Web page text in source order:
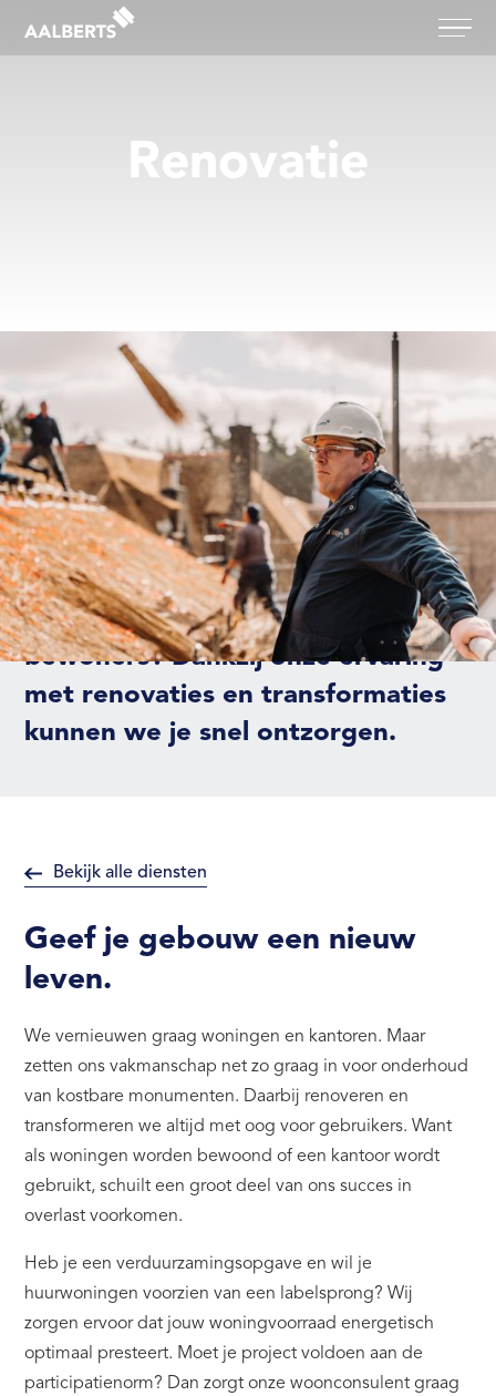
Aalberts Bouw, terug naar de homepagina
Renovatie
Wil je een monumentaal pand een
nieuwe bestemming geven? Heb je
binnen twee maanden een
ingerichte werkruimte voor je
nieuwe afdeling nodig? Of wil je
woningen verduurzamen met zo
min mogelijk overlast voor de
bewoners? Dankzij onze ervaring
met renovaties en transformaties
kunnen we je snel ontzorgen.
Bekijk alle diensten
Geef je gebouw een nieuw
leven.
We vernieuwen graag woningen en kantoren. Maar
zetten ons vakmanschap net zo graag in voor onderhoud
van kostbare monumenten. Daarbij renoveren en
transformeren we altijd met oog voor gebruikers. Want
als woningen worden bewoond of een kantoor wordt
gebruikt, schuilt een groot deel van ons succes in
overlast voorkomen.
Heb je een verduurzamingsopgave en wil je
huurwoningen voorzien van een labelsprong? Wij
zorgen ervoor dat jouw woningvoorraad energetisch
optimaal presteert. Moet je project voldoen aan de
participatienorm? Dan zorgt onze woonconsulent graag